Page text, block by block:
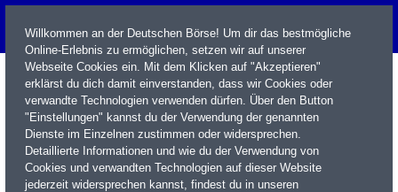
Name / WKN / ISIN / Kürzel
Willkommen an der Deutschen Börse! Um dir das bestmögliche
Online-Erlebnis zu ermöglichen, setzen wir auf unserer
Webseite Cookies ein. Mit dem Klicken auf "Akzeptieren"
erklärst du dich damit einverstanden, dass wir Cookies oder
verwandte Technologien verwenden dürfen. Über den Button
"Einstellungen" kannst du der Verwendung der genannten
Dienste im Einzelnen zustimmen oder widersprechen.
Detaillierte Informationen und wie du der Verwendung von
Cookies und verwandten Technologien auf dieser Website
jederzeit widersprechen kannst, findest du in unseren